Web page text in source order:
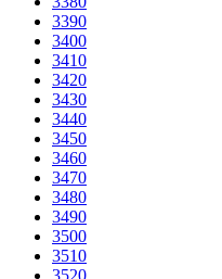
3390
3400
3410
3420
3430
3440
3450
3460
3470
3480
3490
3500
3510
3520